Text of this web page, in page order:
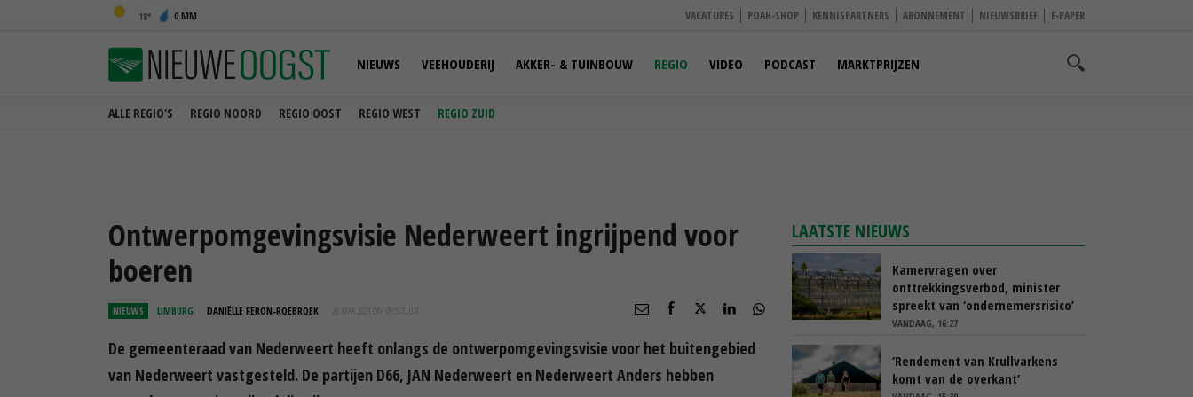
18 0 MM VACATURES POAH-SHOP KENNISPARTNERS ABONNEMENT NIEUWSBRIEF E-PAPER
ALLE REGIO'S REGIO NOORD REGIO OOST REGIO WEST REGIO ZUID
NIEUWS VEEHOUDERIJ AKKER- & TUINBOUW REGIO VIDEO PODCAST MARKTPRIJZEN
Ontwerpomgevingsvisie Nederweert ingrijpend voor
boeren
NIEUWS LIMBURG DANIËLLE FERON-ROEBROEK 26 MAA 2021 OM 09:57
De gemeenteraad van Nederweert heeft onlangs de ontwerpomgevingsvisie voor het buitengebied
van Nederweert vastgesteld. De partijen D66, JAN Nederweert en Nederweert Anders hebben
LAATSTE NIEUWS
Kamervragen over
onttrekkingsverbod, minister
spreekt van ‘ondernemersrisico’
VANDAAG, 16:27
‘Rendement van Krullvarkens
komt van de overkant’